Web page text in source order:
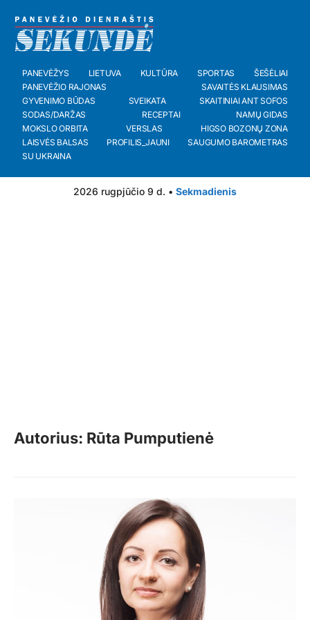
PANEVĖŽYS LIETUVA KULTŪRA SPORTAS
ŠEŠĖLIAI
PANEVĖŽIO RAJONAS
SAVAITĖS KLAUSIMAS
GYVENIMO BŪDAS
SVEIKATA
SKAITINIAI ANT SOFOS
SODAS/DARŽAS
RECEPTAI
NAMŲ GIDAS
MOKSLO ORBITA
VERSLAS
HIGSO BOZONŲ ZONA
LAISVĖS BALSAS
PROFILIS_JAUNI
SAUGUMO BAROMETRAS
SU UKRAINA
2026 rugpjūčio 9 d. • Sekmadienis
Autorius: Rūta Pumputienė